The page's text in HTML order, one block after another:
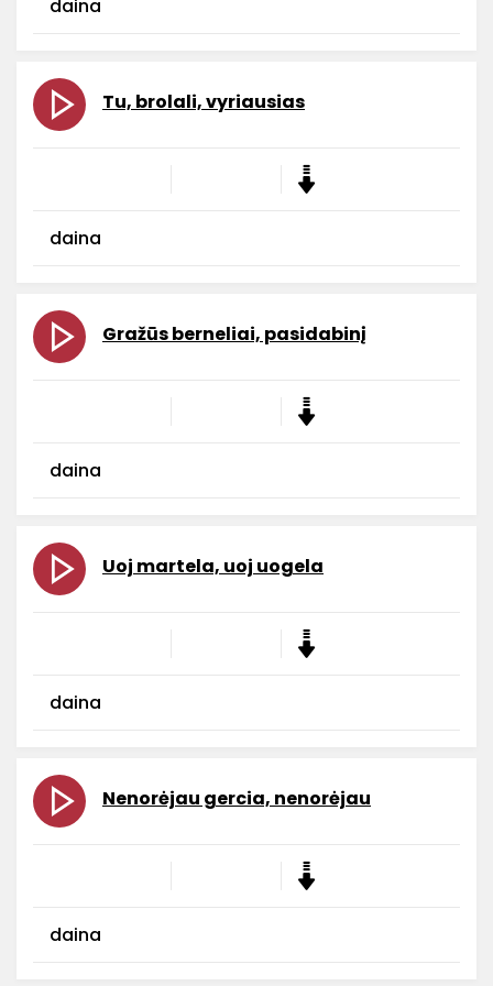
daina
Tu, brolali, vyriausias
daina
Gražūs berneliai, pasidabinį
daina
Uoj martela, uoj uogela
daina
Nenorėjau gercia, nenorėjau
daina